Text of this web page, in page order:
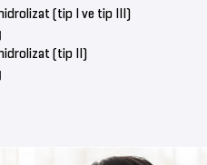
(tip I ve tip III)
(tip II)
mg